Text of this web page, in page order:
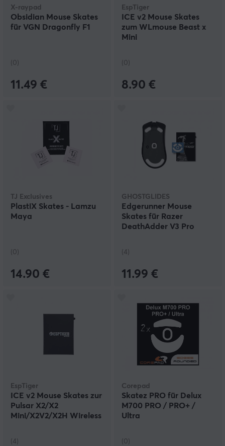
X-raypad
Obsidian Mouse Skates
für VGN Dragonfly F1
(0)
11.49 €
EspTiger
ICE v2 Mouse Skates
zum WLmouse Beast x
Mini
(0)
8.90 €
TJ Exclusives
PlastiX Skates - Lamzu
Maya
(0)
14.90 €
GHOSTGLIDES
Edgerunner Mouse
Skates für Razer
DeathAdder V3 Pro
(4)
11.99 €
EspTiger
ICE v2 Mouse Skates zur
Pulsar X2/X2
Mini/X2V2/X2H Wireless
(4)
Corepad
Skatez PRO für Delux
M700 PRO / PRO+ /
Ultra
(0)